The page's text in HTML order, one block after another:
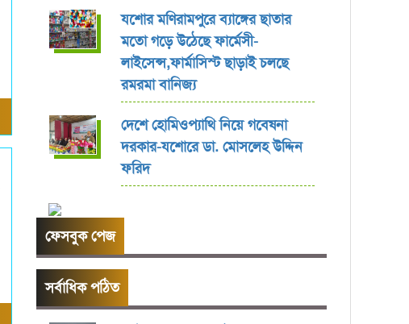
যশোর ‎মণিরামপুরে ব্যাঙ্গের ছাতার
মতো গড়ে উঠেছে ফার্মেসী-
লাইসেন্স,ফার্মাসিস্ট ছাড়াই চলছে
রমরমা বানিজ্য ‎
দেশে হোমিওপ্যাথি নিয়ে গবেষনা
দরকার-যশোরে ডা. মোসলেহ উদ্দিন
ফরিদ
ফেসবুক পেজ
সর্বাধিক পঠিত